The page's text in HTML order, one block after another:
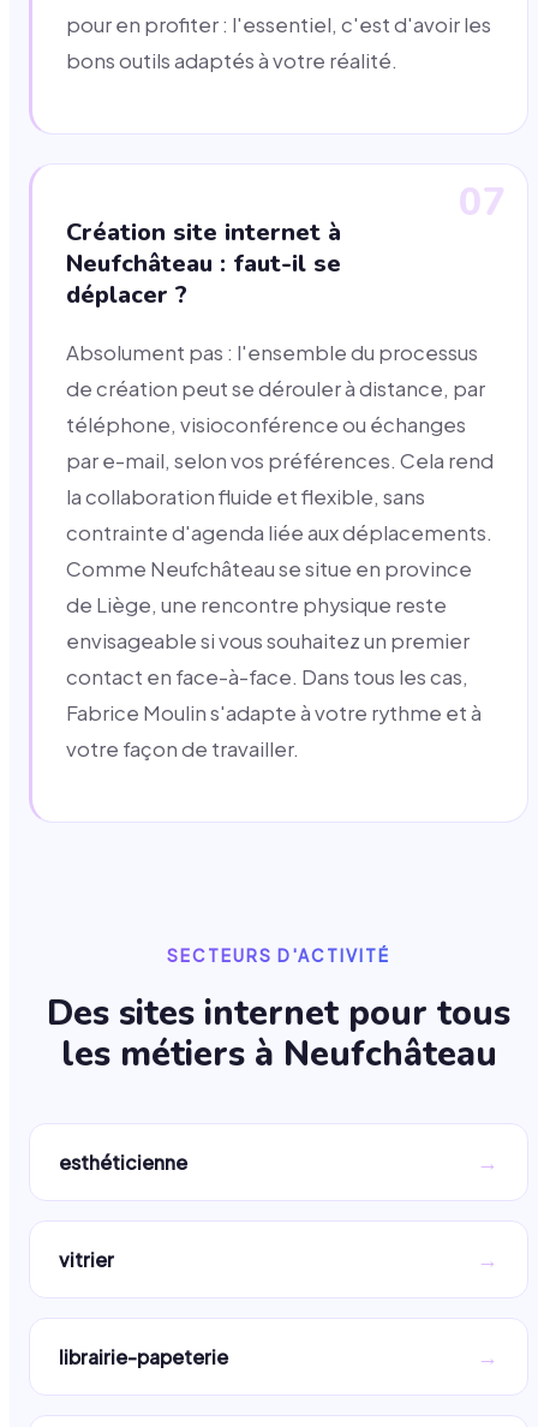
pour en profiter : l'essentiel, c'est d'avoir les
bons outils adaptés à votre réalité.
07
Création site internet à
Neufchâteau : faut-il se
déplacer ?
Absolument pas : l'ensemble du processus
de création peut se dérouler à distance, par
téléphone, visioconférence ou échanges
par e-mail, selon vos préférences. Cela rend
la collaboration fluide et flexible, sans
contrainte d'agenda liée aux déplacements.
Comme Neufchâteau se situe en province
de Liège, une rencontre physique reste
envisageable si vous souhaitez un premier
contact en face-à-face. Dans tous les cas,
Fabrice Moulin s'adapte à votre rythme et à
votre façon de travailler.
SECTEURS D'ACTIVITÉ
Des sites internet pour tous
les métiers à Neufchâteau
esthéticienne →
vitrier →
librairie-papeterie →